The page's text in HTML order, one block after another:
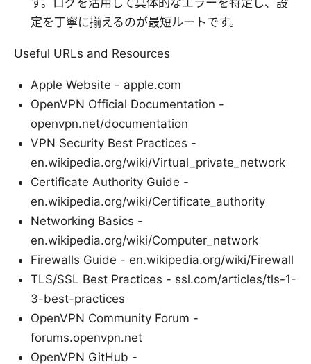
す。ログを活用して具体的なエラーを特定し、設
定を丁寧に揃えるのが最短ルートです。
Useful URLs and Resources
Apple Website - apple.com
OpenVPN Official Documentation -
openvpn.net/documentation
VPN Security Best Practices -
en.wikipedia.org/wiki/Virtual_private_network
Certificate Authority Guide -
en.wikipedia.org/wiki/Certificate_authority
Networking Basics -
en.wikipedia.org/wiki/Computer_network
Firewalls Guide - en.wikipedia.org/wiki/Firewall
TLS/SSL Best Practices - ssl.com/articles/tls-1-
3-best-practices
OpenVPN Community Forum -
forums.openvpn.net
OpenVPN GitHub -